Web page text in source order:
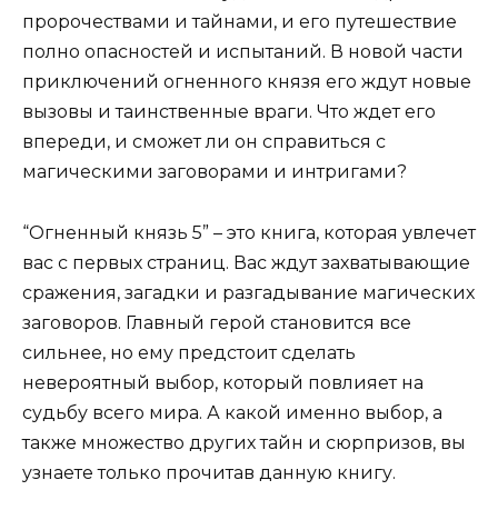
пророчествами и тайнами, и его путешествие
полно опасностей и испытаний. В новой части
приключений огненного князя его ждут новые
вызовы и таинственные враги. Что ждет его
впереди, и сможет ли он справиться с
магическими заговорами и интригами?
“Огненный князь 5” – это книга, которая увлечет
вас с первых страниц. Вас ждут захватывающие
сражения, загадки и разгадывание магических
заговоров. Главный герой становится все
сильнее, но ему предстоит сделать
невероятный выбор, который повлияет на
судьбу всего мира. А какой именно выбор, а
также множество других тайн и сюрпризов, вы
узнаете только прочитав данную книгу.